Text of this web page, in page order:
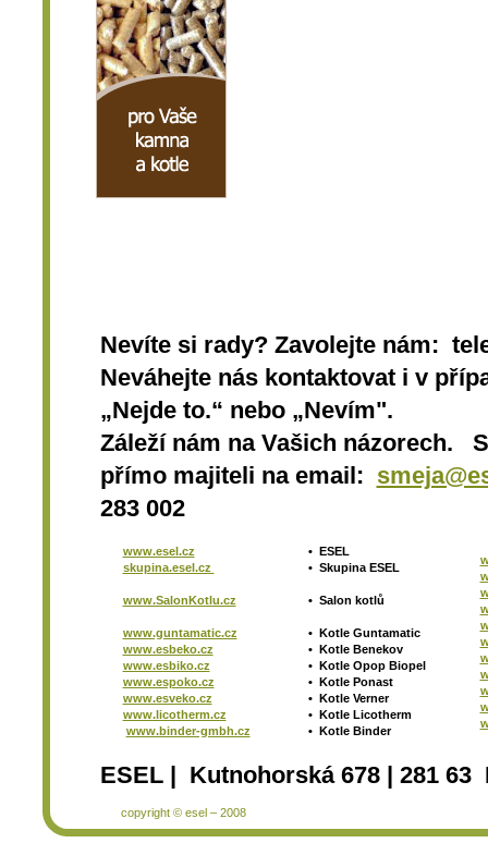
Nevíte si rady? Zavolejte nám:
Neváhejte nás kontaktovat i v
„Nejde to.“ nebo „Nevím".
Záleží nám na Vašich názorech.
přímo majiteli na email:
283 002
www.esel.cz
skupina.esel.cz
www.SalonKotlu.cz
www.guntamatic.cz
www.esbeko.cz
www.esbiko.cz
www.espoko.cz
www.esveko.cz
www.licotherm.cz
www.binder-gmbh.cz
• ESEL
• Skupina ESEL
• Salon kotlů
• Kotle Guntamatic
• Kotle Benekov
• Kotle Opop Biopel
• Kotle Ponast
• Kotle Verner
• Kotle Licotherm
• Kotle Binder
ESEL | Kutnohorská 678 | 281
copyright © esel – 2008